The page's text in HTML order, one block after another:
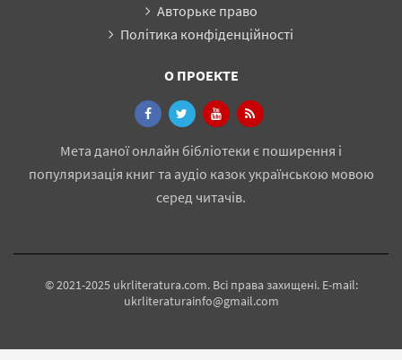
Авторьке право
Політика конфіденційності
О ПРОЕКТЕ
Мета даної онлайн бібліотеки є поширення і
популяризація книг та аудіо казок українською мовою
серед читачів.
© 2021-2025 ukrliteratura.com. Всі права захищені. E-mail:
ukrliteraturainfo@gmail.com